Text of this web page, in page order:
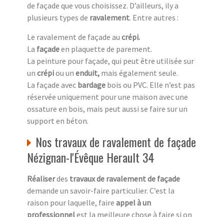
de façade que vous choisissez. D’ailleurs, ily a
plusieurs types de ravalement. Entre autres :
Le ravalement de façade au crépi.
La façadeen plaquette de parement.
La peinture pour façade, qui peut être utilisée sur
un crépiou un enduit, mais également seule.
La façade avec bardage bois ou PVC. Elle n’est pas
réservée uniquement pour une maison avec une
ossature en bois, mais peut aussi se faire sur un
support en béton.
Nos travaux de ravalement de façade
Nézignan-l'Évêque Herault 34
Réaliserdes travaux de ravalement de façade
demande un savoir-faire particulier. C’est la
raison pour laquelle, faire appel à un
professionnelest la meilleure chose à faire si on